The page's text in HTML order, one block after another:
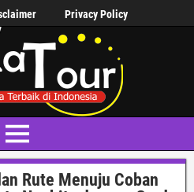
Privacy Policy
Rute Menuju Coban